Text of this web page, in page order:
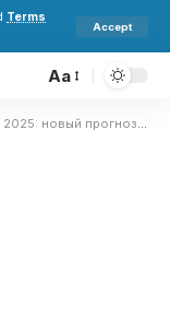
Terms
Accept
Aa
солнечной активности на сегодня